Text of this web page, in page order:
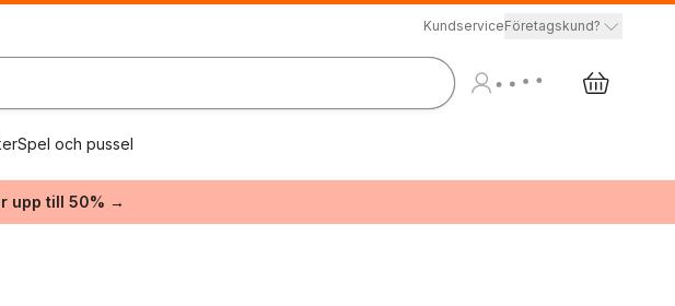
KundserviceFöretagskund?
Spel och pussel
upp till 50% →